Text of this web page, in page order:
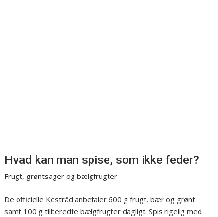
Hvad kan man spise, som ikke feder?
Frugt, grøntsager og bælgfrugter
De officielle Kostråd anbefaler 600 g frugt, bær og grønt
samt 100 g tilberedte bælgfrugter dagligt. Spis rigelig med